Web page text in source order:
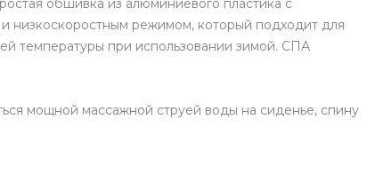
низкоскоростным режимом, который подходит для
температуры при использовании зимой. СПА
мощной массажной струей воды на сиденье, спину